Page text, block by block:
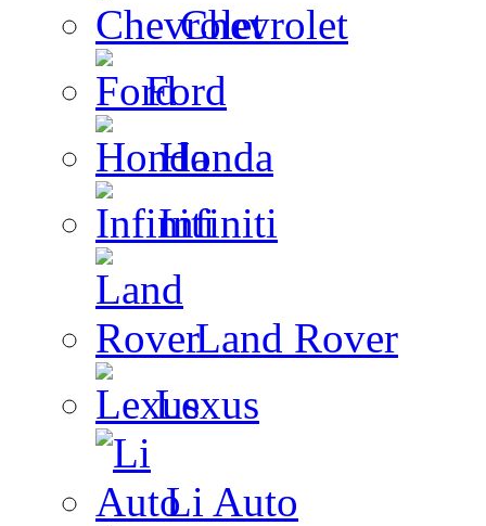
Chevrolet
Ford
Honda
Infiniti
Land Rover
Lexus
Li Auto